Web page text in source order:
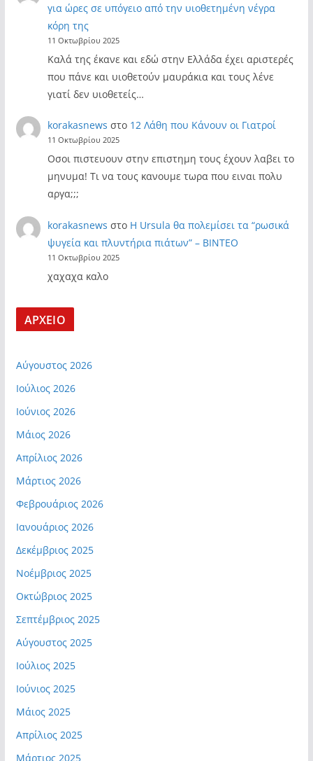
για ώρες σε υπόγειο από την υιοθετημένη νέγρα
κόρη της
11 Οκτωβρίου 2025
Καλά της έκανε και εδώ στην Ελλάδα έχει αριστερές
που πάνε και υιοθετούν μαυράκια και τους λένε
γιατί δεν υιοθετείς…
korakasnews στο 12 Λάθη που Κάνουν οι Γιατροί
11 Οκτωβρίου 2025
Οσοι πιστευουν στην επιστημη τους έχουν λαβει το
μηνυμα! Τι να τους κανουμε τωρα που ειναι πολυ
αργα;;;
korakasnews στο Η Ursula θα πολεμίσει τα “ρωσικά
ψυγεία και πλυντήρια πιάτων” – ΒΙΝΤΕΟ
11 Οκτωβρίου 2025
χαχαχα καλο
ΑΡΧΕΙΟ
Αύγουστος 2026
Ιούλιος 2026
Ιούνιος 2026
Μάιος 2026
Απρίλιος 2026
Μάρτιος 2026
Φεβρουάριος 2026
Ιανουάριος 2026
Δεκέμβριος 2025
Νοέμβριος 2025
Οκτώβριος 2025
Σεπτέμβριος 2025
Αύγουστος 2025
Ιούλιος 2025
Ιούνιος 2025
Μάιος 2025
Απρίλιος 2025
Μάρτιος 2025